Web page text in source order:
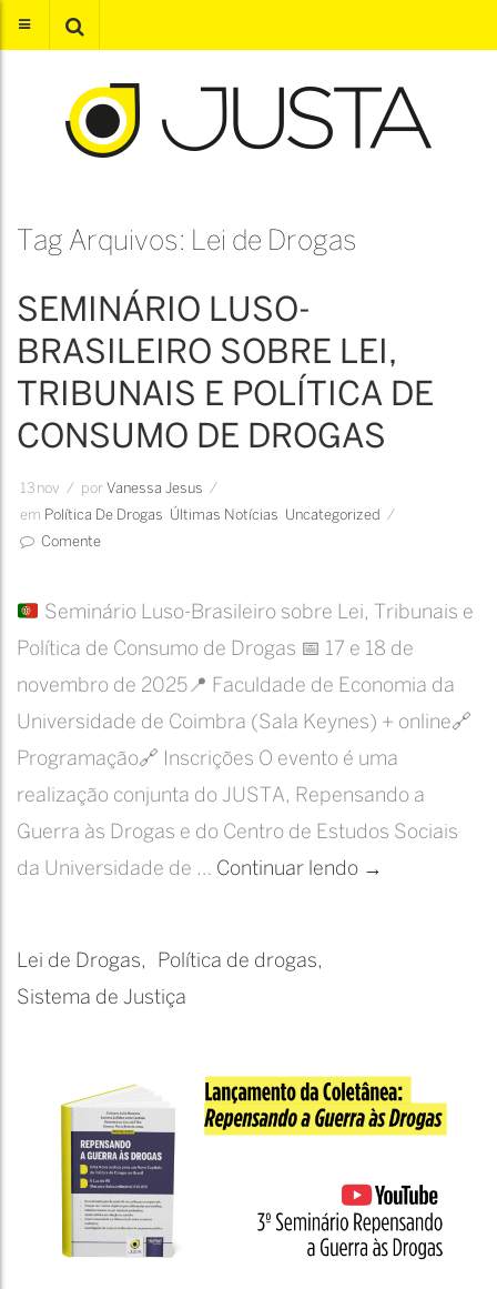
Tag Arquivos: Lei de Drogas
SEMINÁRIO LUSO-
BRASILEIRO SOBRE LEI,
TRIBUNAIS E POLÍTICA DE
CONSUMO DE DROGAS
13 nov / por Vanessa Jesus /
em Política De Drogas Últimas Notícias Uncategorized
/
Comente
Seminário Luso-Brasileiro sobre Lei, Tribunais e
Política de Consumo de Drogas 📅 17 e 18 de
novembro de 2025📍 Faculdade de Economia da
Universidade de Coimbra (Sala Keynes) + online🔗
Programação🔗
Inscrições O evento é uma
realização conjunta do JUSTA, Repensando a
Guerra às Drogas e do Centro de Estudos Sociais
da Universidade de … Continuar lendo Seminário
e
Política
Consumo
de
→
Lei de Drogas
Política de drogas
Sistema de Justiça